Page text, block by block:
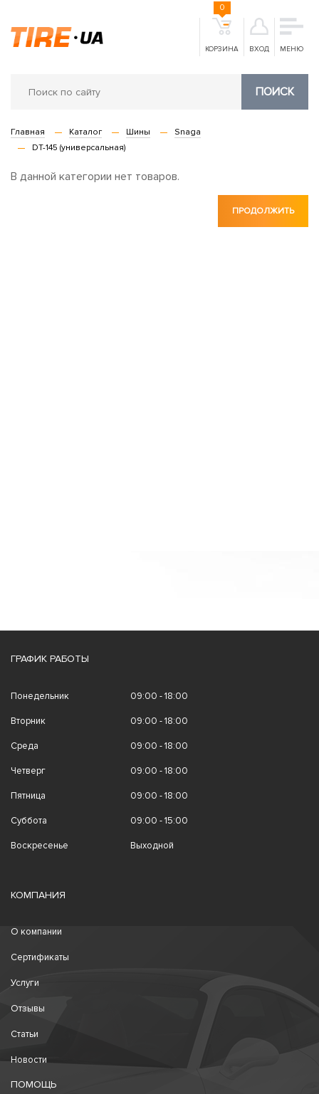
КОРЗИНА
0
ВХОД МЕНЮ
ПОИСК
Главная Каталог Шины
Snaga
DT-145 (универсальная)
В данной категории нет товаров.
ПРОДОЛЖИТЬ
ГРАФИК РАБОТЫ
Понедельник 09:00 - 18:00
Вторник 09:00 - 18:00
Среда 09:00 - 18:00
Четверг 09:00 - 18:00
Пятница 09:00 - 18:00
Суббота 09:00 - 15:00
Воскресенье Выходной
КОМПАНИЯ
О компании
Сертификаты
Услуги
Отзывы
Статьи
Новости
ПОМОЩЬ